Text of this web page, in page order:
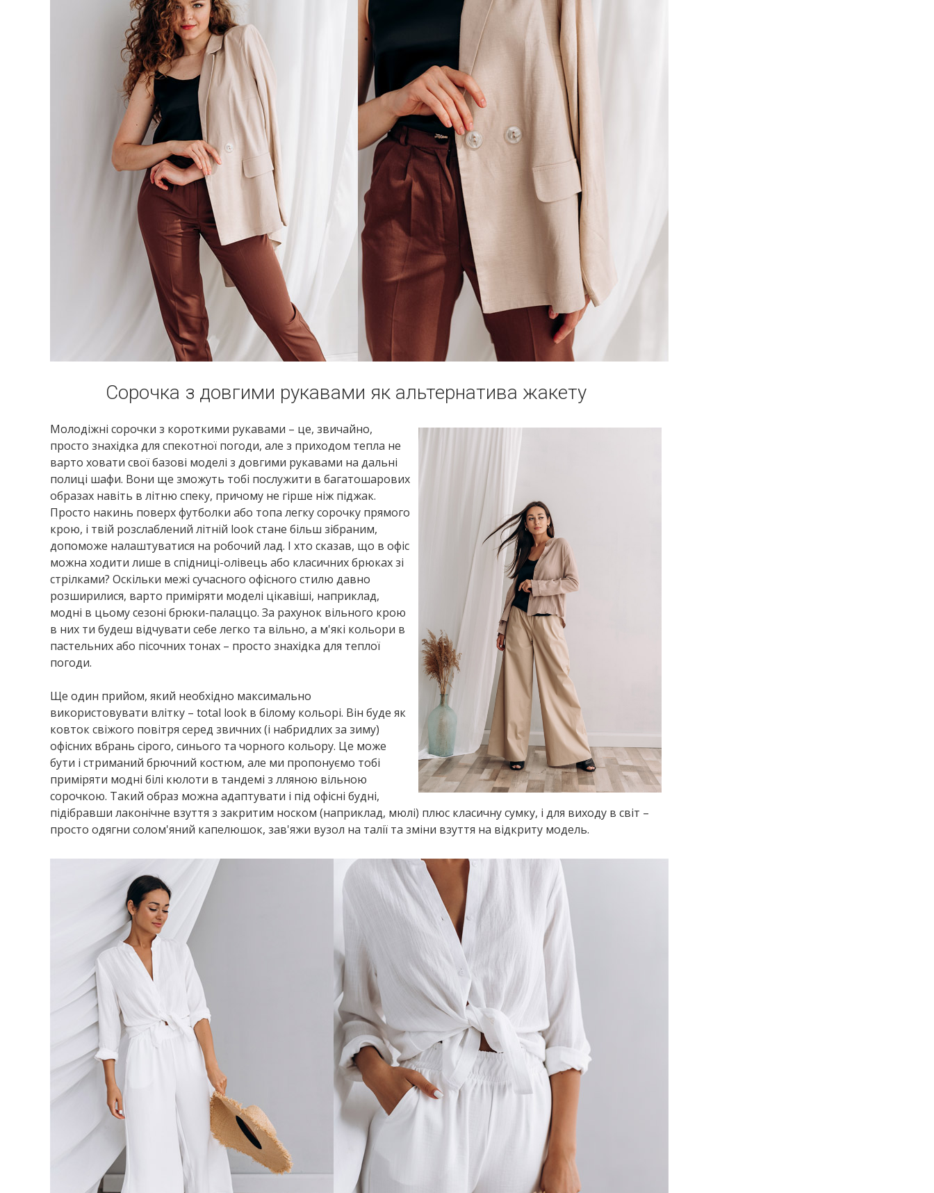
Сорочка з довгими рукавами як альтернатива жакету
Молодіжні сорочки з короткими рукавами – це, звичайно,
просто знахідка для спекотної погоди, але з приходом тепла не
варто ховати свої базові моделі з довгими рукавами на дальні
полиці шафи. Вони ще зможуть тобі послужити в багатошарових
образах навіть в літню спеку, причому не гірше ніж піджак.
Просто накинь поверх футболки або топа легку сорочку прямого
крою, і твій розслаблений літній look стане більш зібраним,
допоможе налаштуватися на робочий лад. І хто сказав, що в офіс
можна ходити лише в спідниці-олівець або класичних брюках зі
стрілками? Оскільки межі сучасного офісного стилю давно
розширилися, варто приміряти моделі цікавіші, наприклад,
модні в цьому сезоні брюки-палаццо. За рахунок вільного крою
в них ти будеш відчувати себе легко та вільно, а м'які кольори в
пастельних або пісочних тонах – просто знахідка для теплої
погоди.
Ще один прийом, який необхідно максимально
використовувати влітку – total look в білому кольорі. Він буде як
ковток свіжого повітря серед звичних (і набридлих за зиму)
офісних вбрань сірого, синього та чорного кольору. Це може
бути і стриманий брючний костюм, але ми пропонуємо тобі
приміряти модні білі кюлоти в тандемі з лляною вільною
сорочкою. Такий образ можна адаптувати і під офісні будні,
підібравши лаконічне взуття з закритим носком (наприклад, мюлі) плюс класичну сумку, і для виходу в світ –
просто одягни солом'яний капелюшок, зав'яжи вузол на талії та зміни взуття на відкриту модель.